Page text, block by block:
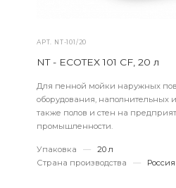
АРТ. NT-101/20
NT - ECOTEX 101 CF, 20 л
Для пенной мойки наружных
оборудования, наполнительных
также полов и стен на
промышленности.
Упаковка —
20 л
Страна производства
— Россия